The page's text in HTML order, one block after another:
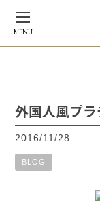
MENU
外国人風プ
2016/11/28
BLOG